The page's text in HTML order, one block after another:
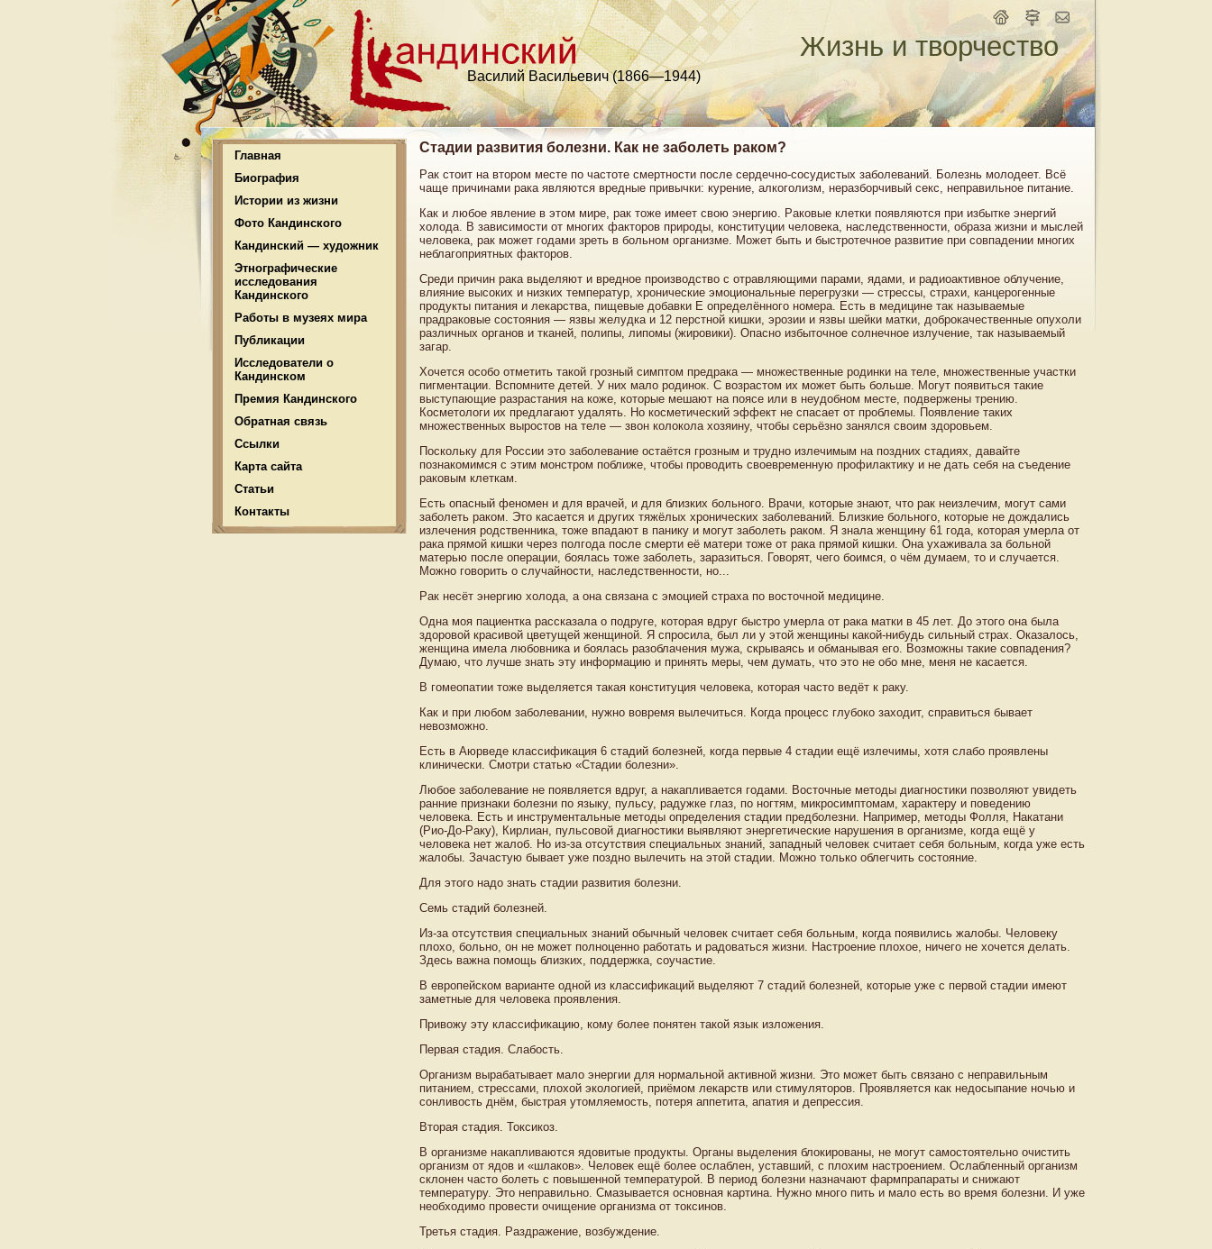
Василий Васильевич (1866—1944)
Жизнь и творчество
Главная
Биография
Истории из жизни
Фото Кандинского
Кандинский — художник
Этнографические
исследования
Кандинского
Работы в музеях мира
Публикации
Исследователи о
Кандинском
Премия Кандинского
Обратная связь
Ссылки
Карта сайта
Статьи
Контакты
Стадии развития болезни. Как не заболеть раком?
Рак стоит на втором месте по частоте смертности после сердечно-сосудистых заболеваний. Болезнь молодеет. Всё
чаще причинами рака являются вредные привычки: курение, алкоголизм, неразборчивый секс, неправильное питание.
Как и любое явление в этом мире, рак тоже имеет свою энергию. Раковые клетки появляются при избытке энергий
холода. В зависимости от многих факторов природы, конституции человека, наследственности, образа жизни и мыслей
человека, рак может годами зреть в больном организме. Может быть и быстротечное развитие при совпадении многих
неблагоприятных факторов.
Среди причин рака выделяют и вредное производство с отравляющими парами, ядами, и радиоактивное облучение,
влияние высоких и низких температур, хронические эмоциональные перегрузки — стрессы, страхи, канцерогенные
продукты питания и лекарства, пищевые добавки Е определённого номера. Есть в медицине так называемые
прадраковые состояния — язвы желудка и 12 перстной кишки, эрозии и язвы шейки матки, доброкачественные опухоли
различных органов и тканей, полипы, липомы (жировики). Опасно избыточное солнечное излучение, так называемый
загар.
Хочется особо отметить такой грозный симптом предрака — множественные родинки на теле, множественные участки
пигментации. Вспомните детей. У них мало родинок. С возрастом их может быть больше. Могут появиться такие
выступающие разрастания на коже, которые мешают на поясе или в неудобном месте, подвержены трению.
Косметологи их предлагают удалять. Но косметический эффект не спасает от проблемы. Появление таких
множественных выростов на теле — звон колокола хозяину, чтобы серьёзно занялся своим здоровьем.
Поскольку для России это заболевание остаётся грозным и трудно излечимым на поздних стадиях, давайте
познакомимся с этим монстром поближе, чтобы проводить своевременную профилактику и не дать себя на съедение
раковым клеткам.
Есть опасный феномен и для врачей, и для близких больного. Врачи, которые знают, что рак неизлечим, могут сами
заболеть раком. Это касается и других тяжёлых хронических заболеваний. Близкие больного, которые не дождались
излечения родственника, тоже впадают в панику и могут заболеть раком. Я знала женщину 61 года, которая умерла от
рака прямой кишки через полгода после смерти её матери тоже от рака прямой кишки. Она ухаживала за больной
матерью после операции, боялась тоже заболеть, заразиться. Говорят, чего боимся, о чём думаем, то и случается.
Можно говорить о случайности, наследственности, но...
Рак несёт энергию холода, а она связана с эмоцией страха по восточной медицине.
Одна моя пациентка рассказала о подруге, которая вдруг быстро умерла от рака матки в 45 лет. До этого она была
здоровой красивой цветущей женщиной. Я спросила, был ли у этой женщины какой-нибудь сильный страх. Оказалось,
женщина имела любовника и боялась разоблачения мужа, скрываясь и обманывая его. Возможны такие совпадения?
Думаю, что лучше знать эту информацию и принять меры, чем думать, что это не обо мне, меня не касается.
В гомеопатии тоже выделяется такая конституция человека, которая часто ведёт к раку.
Как и при любом заболевании, нужно вовремя вылечиться. Когда процесс глубоко заходит, справиться бывает
невозможно.
Есть в Аюрведе классификация 6 стадий болезней, когда первые 4 стадии ещё излечимы, хотя слабо проявлены
клинически. Смотри статью «Стадии болезни».
Любое заболевание не появляется вдруг, а накапливается годами. Восточные методы диагностики позволяют увидеть
ранние признаки болезни по языку, пульсу, радужке глаз, по ногтям, микросимптомам, характеру и поведению
человека. Есть и инструментальные методы определения стадии предболезни. Например, методы Фолля, Накатани
(Рио-До-Раку), Кирлиан, пульсовой диагностики выявляют энергетические нарушения в организме, когда ещё у
человека нет жалоб. Но из-за отсутствия специальных знаний, западный человек считает себя больным, когда уже есть
жалобы. Зачастую бывает уже поздно вылечить на этой стадии. Можно только облегчить состояние.
Для этого надо знать стадии развития болезни.
Семь стадий болезней.
Из-за отсутствия специальных знаний обычный человек считает себя больным, когда появились жалобы. Человеку
плохо, больно, он не может полноценно работать и радоваться жизни. Настроение плохое, ничего не хочется делать.
Здесь важна помощь близких, поддержка, соучастие.
В европейском варианте одной из классификаций выделяют 7 стадий болезней, которые уже с первой стадии имеют
заметные для человека проявления.
Привожу эту классификацию, кому более понятен такой язык изложения.
Первая стадия. Слабость.
Организм вырабатывает мало энергии для нормальной активной жизни. Это может быть связано с неправильным
питанием, стрессами, плохой экологией, приёмом лекарств или стимуляторов. Проявляется как недосыпание ночью и
сонливость днём, быстрая утомляемость, потеря аппетита, апатия и депрессия.
Вторая стадия. Токсикоз.
В организме накапливаются ядовитые продукты. Органы выделения блокированы, не могут самостоятельно очистить
организм от ядов и «шлаков». Человек ещё более ослаблен, уставший, с плохим настроением. Ослабленный организм
склонен часто болеть с повышенной температурой. В период болезни назначают фармпрапараты и снижают
температуру. Это неправильно. Смазывается основная картина. Нужно много пить и мало есть во время болезни. И уже
необходимо провести очищение организма от токсинов.
Третья стадия. Раздражение, возбуждение.